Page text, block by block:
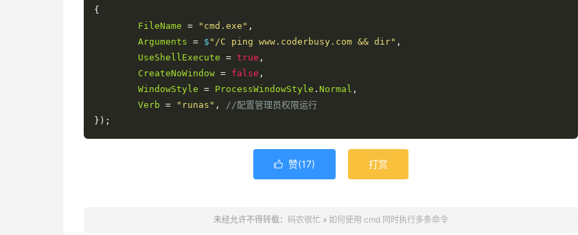
{
FileName = "cmd.exe" ,
Arguments = $ "/C ping www.coderbusy.com && dir" ,
UseShellExecute = true ,
CreateNoWindow = false ,
WindowStyle = ProcessWindowStyle . Normal ,
Verb = "runas" ,
//配置管理员权限运行
});
 赞(17) 打赏
未经允许不得转载： 码农很忙 » 如何使用 cmd 同时执行多条命令